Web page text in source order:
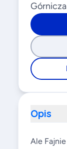
Górnicza
Opis
Ale